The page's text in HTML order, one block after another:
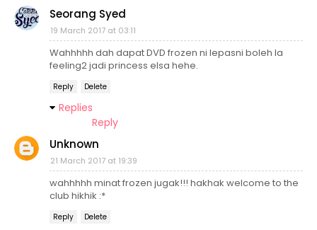
Seorang Syed
19 March 2017 at 03:11
Wahhhhh dah dapat DVD frozen ni lepasni boleh la
feeling2 jadi princess elsa hehe.
Reply Delete
Replies
Reply
Unknown
21 March 2017 at 19:39
wahhhhh minat frozen jugak!!! hakhak welcome to the
club hikhik :*
Reply Delete